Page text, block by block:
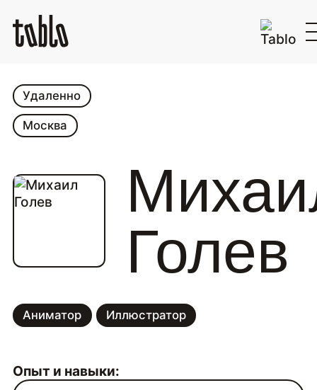
Голев
Аниматор Иллюстратор
Удаленно
Москва
Опыт и навыки: